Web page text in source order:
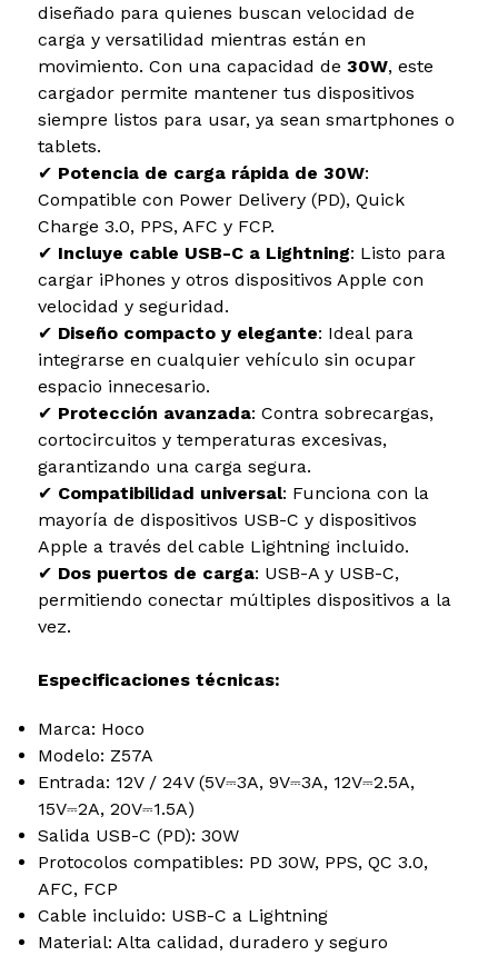
diseñado para quienes buscan velocidad de
carga y versatilidad mientras están en
movimiento. Con una capacidad de 30W, este
cargador permite mantener tus dispositivos
siempre listos para usar, ya sean smartphones o
tablets.
✔ Potencia de carga rápida de 30W:
Compatible con Power Delivery (PD), Quick
Charge 3.0, PPS, AFC y FCP.
✔ Incluye cable USB-C a Lightning: Listo para
cargar iPhones y otros dispositivos Apple con
velocidad y seguridad.
✔ Diseño compacto y elegante: Ideal para
integrarse en cualquier vehículo sin ocupar
espacio innecesario.
✔ Protección avanzada: Contra sobrecargas,
cortocircuitos y temperaturas excesivas,
garantizando una carga segura.
✔ Compatibilidad universal: Funciona con la
mayoría de dispositivos USB-C y dispositivos
Apple a través del cable Lightning incluido.
✔ Dos puertos de carga: USB-A y USB-C,
permitiendo conectar múltiples dispositivos a la
vez.
Especificaciones técnicas:
Marca: Hoco
Modelo: Z57A
Entrada: 12V / 24V (5V⎓3A, 9V⎓3A, 12V⎓2.5A,
15V⎓2A, 20V⎓1.5A)
Salida USB-C (PD): 30W
Protocolos compatibles: PD 30W, PPS, QC 3.0,
AFC, FCP
Cable incluido: USB-C a Lightning
Material: Alta calidad, duradero y seguro